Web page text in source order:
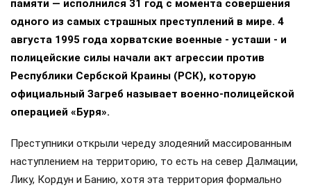
памяти — исполнился 31 год с момента совершения
одного из самых страшных преступлений в мире. 4
августа 1995 года хорватские военные - усташи - и
полицейские силы начали акт агрессии против
Республики Сербской Краины (РСК), которую
официальный Загреб называет военно-полицейской
операцией «Буря».
Преступники открыли череду злодеяний массированным
наступлением на территорию, то есть на север Далмации,
Лику, Кордун и Банию, хотя эта территория формально